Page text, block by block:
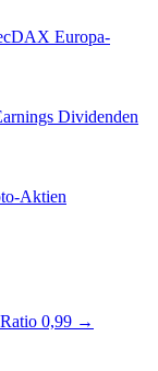
Europa-
Dividenden
Aktien
0,99 →